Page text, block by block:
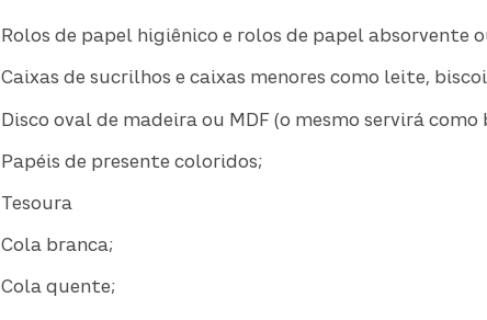
Rolos de papel higiênico e rolos de papel absorvente
Caixas de sucrilhos e caixas menores como leite,
Disco oval de madeira ou MDF (o mesmo servirá
Papéis de presente coloridos;
Tesoura
Cola branca;
Cola quente;